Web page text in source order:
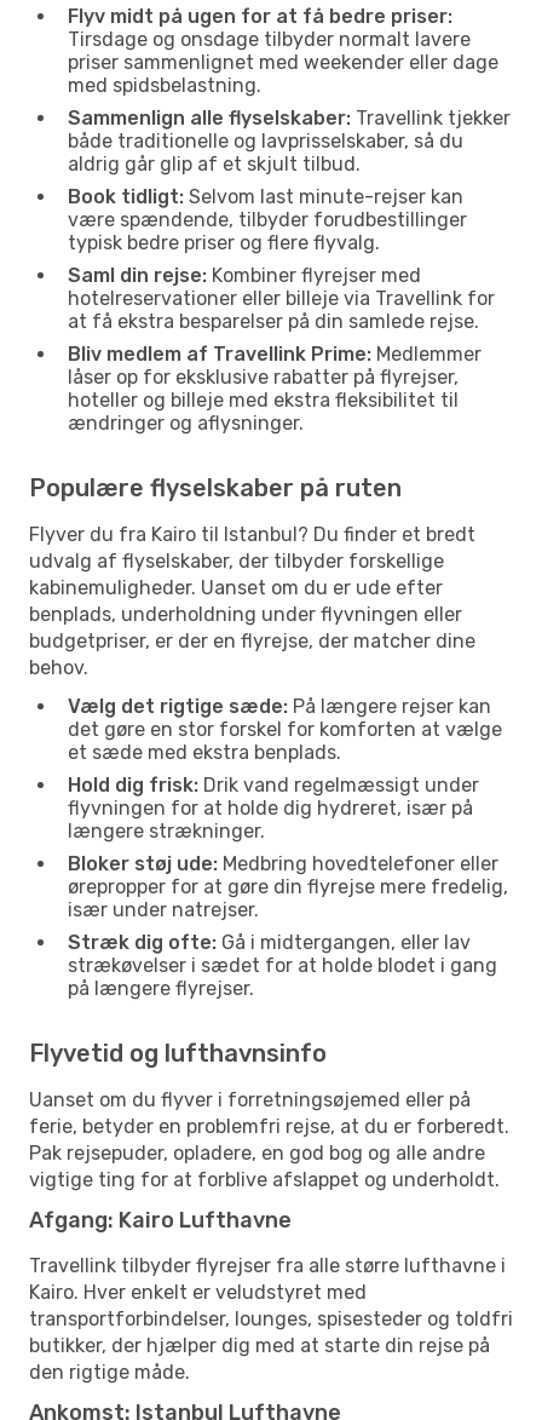
Flyv midt på ugen for at få bedre priser:
Tirsdage og onsdage tilbyder normalt lavere
priser sammenlignet med weekender eller dage
med spidsbelastning.
Sammenlign alle flyselskaber: Travellink tjekker
både traditionelle og lavprisselskaber, så du
aldrig går glip af et skjult tilbud.
Book tidligt: Selvom last minute-rejser kan
være spændende, tilbyder forudbestillinger
typisk bedre priser og flere flyvalg.
Saml din rejse: Kombiner flyrejser med
hotelreservationer eller billeje via Travellink for
at få ekstra besparelser på din samlede rejse.
Bliv medlem af Travellink Prime: Medlemmer
låser op for eksklusive rabatter på flyrejser,
hoteller og billeje med ekstra fleksibilitet til
ændringer og aflysninger.
Populære flyselskaber på ruten
Flyver du fra Kairo til Istanbul? Du finder et bredt
udvalg af flyselskaber, der tilbyder forskellige
kabinemuligheder. Uanset om du er ude efter
benplads, underholdning under flyvningen eller
budgetpriser, er der en flyrejse, der matcher dine
behov.
Vælg det rigtige sæde: På længere rejser kan
det gøre en stor forskel for komforten at vælge
et sæde med ekstra benplads.
Hold dig frisk: Drik vand regelmæssigt under
flyvningen for at holde dig hydreret, især på
længere strækninger.
Bloker støj ude: Medbring hovedtelefoner eller
ørepropper for at gøre din flyrejse mere fredelig,
især under natrejser.
Stræk dig ofte: Gå i midtergangen, eller lav
strækøvelser i sædet for at holde blodet i gang
på længere flyrejser.
Flyvetid og lufthavnsinfo
Uanset om du flyver i forretningsøjemed eller på
ferie, betyder en problemfri rejse, at du er forberedt.
Pak rejsepuder, opladere, en god bog og alle andre
vigtige ting for at forblive afslappet og underholdt.
Afgang: Kairo Lufthavne
Travellink tilbyder flyrejser fra alle større lufthavne i
Kairo. Hver enkelt er veludstyret med
transportforbindelser, lounges, spisesteder og toldfri
butikker, der hjælper dig med at starte din rejse på
den rigtige måde.
Ankomst: Istanbul Lufthavne